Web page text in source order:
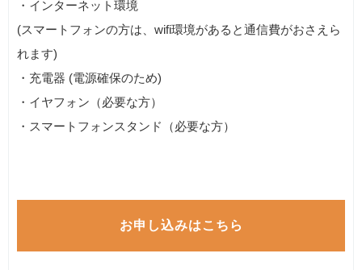
・インターネット環境
(スマートフォンの方は、wifi環境があると通信費がおさえら
れます)
・充電器 (電源確保のため)
・イヤフォン（必要な方）
・スマートフォンスタンド（必要な方）
お申し込みはこちら